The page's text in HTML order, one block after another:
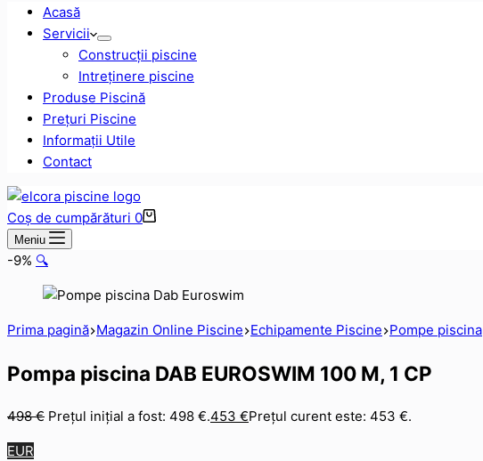
Acasă
Servicii
Construcții piscine
Intreținere piscine
Produse Piscină
Prețuri Piscine
Informații Utile
Contact
Coș de cumpărături 0
Meniu
-9% 🔍
Prima pagină Magazin Online Piscine Echipamente Piscine Pompe piscina
Pompa piscina DAB EUROSWIM 100 M, 1 CP
498€ Prețul inițial a fost: 498 €.453 €Prețul curent este: 453 €.
EUR